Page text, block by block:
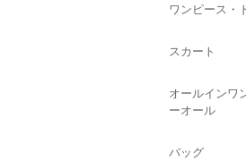
ワンピース・
スカート
オールインワ
ーオール
バッグ